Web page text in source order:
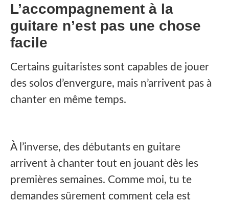
L’accompagnement à la
guitare n’est pas une chose
facile
Certains guitaristes sont capables de jouer
des solos d’envergure, mais n’arrivent pas à
chanter en même temps.
À l’inverse, des débutants en guitare
arrivent à chanter tout en jouant dès les
premières semaines. Comme moi, tu te
demandes sûrement comment cela est